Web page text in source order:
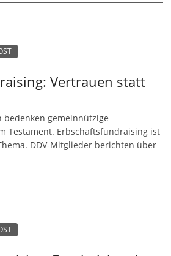
Vertrauen statt
gemeinnützige
Testament. Erbschaftsfundraising ist
DDV-Mitglieder berichten über